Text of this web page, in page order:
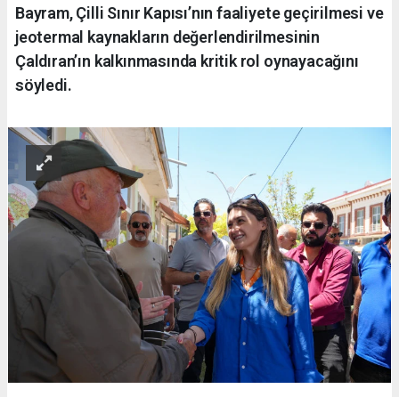
Bayram, Çilli Sınır Kapısı’nın faaliyete geçirilmesi ve
jeotermal kaynakların değerlendirilmesinin
Çaldıran’ın kalkınmasında kritik rol oynayacağını
söyledi.